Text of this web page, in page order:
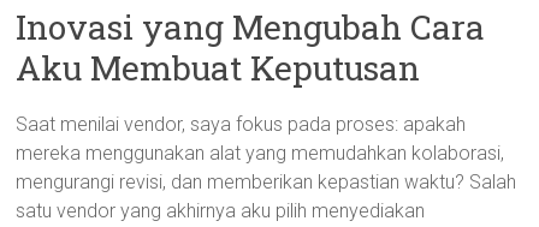
Inovasi yang Mengubah Cara
Aku Membuat Keputusan
Saat menilai vendor, saya fokus pada proses: apakah
mereka menggunakan alat yang memudahkan kolaborasi,
mengurangi revisi, dan memberikan kepastian waktu? Salah
satu vendor yang akhirnya aku pilih menyediakan